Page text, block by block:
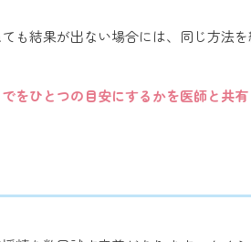
も結果が出ない場合には、同じ方法
をひとつの目安にするかを医師と共